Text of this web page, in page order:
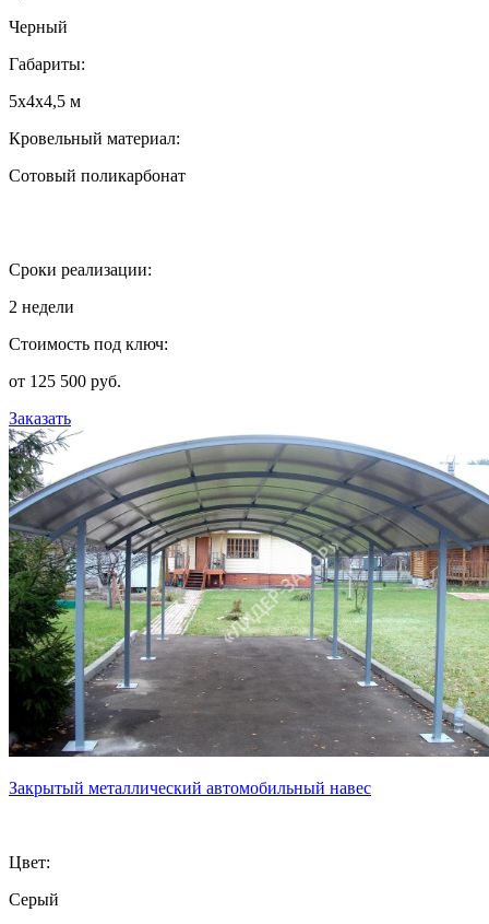
Черный
Габариты:
5х4х4,5 м
Кровельный материал:
Сотовый поликарбонат
Сроки реализации:
2 недели
Стоимость под ключ:
от 125 500 руб.
Заказать
Закрытый металлический автомобильный навес
Цвет:
Серый